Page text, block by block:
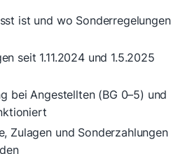
ist und wo Sonderregelungen
seit 1.11.2024 und 1.5.2025
bei Angestellten (BG 0–5) und
Zulagen und Sonderzahlungen